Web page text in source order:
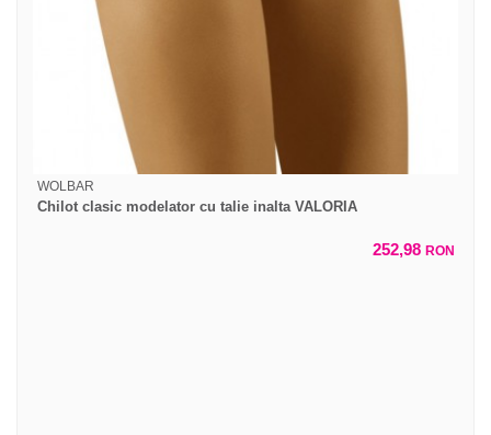
WOLBAR
Chilot clasic modelator cu talie inalta VALORIA
252,98 RON